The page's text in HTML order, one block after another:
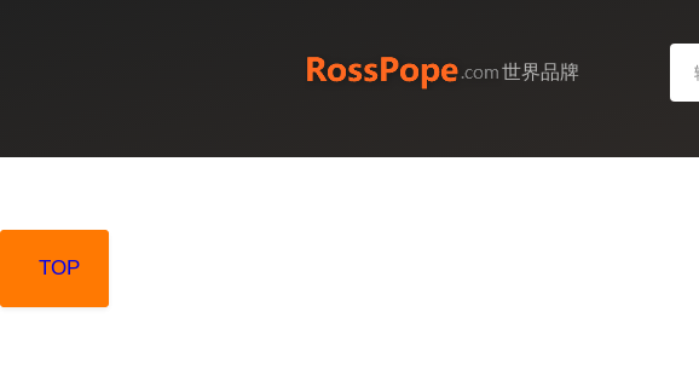
世界品牌
TOP
TOP